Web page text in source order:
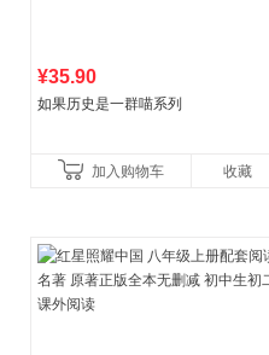
¥35.90
如果历史是一群喵系列
加入购物车 收藏